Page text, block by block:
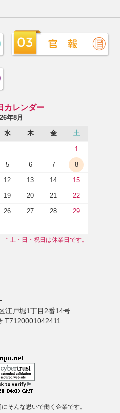
カレンダー
年8月
水 木 金 土
1
5 6 7 8
12 13 14 15
19 20 21 22
26 27 28 29
* 土・日・祝日は休業日です。
江戸堀1丁目2番14号
T7120001042411
そんな思いで働く企業です。